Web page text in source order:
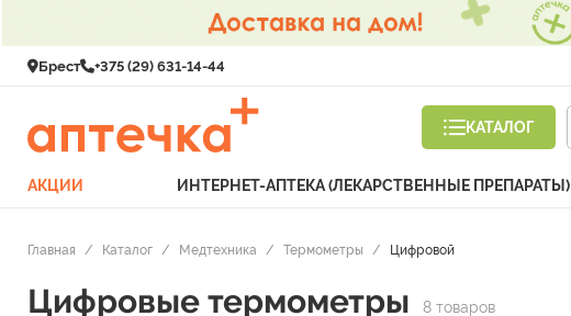
Брест +375 (29) 631-14-44
КАТАЛОГ
АКЦИИ ИНТЕРНЕТ-АПТЕКА (ЛЕКАРСТВЕННЫЕ ПРЕПАРАТЫ)
Главная / Каталог / Медтехника / Термометры / Цифровой
Цифровые термометры 8 товаров